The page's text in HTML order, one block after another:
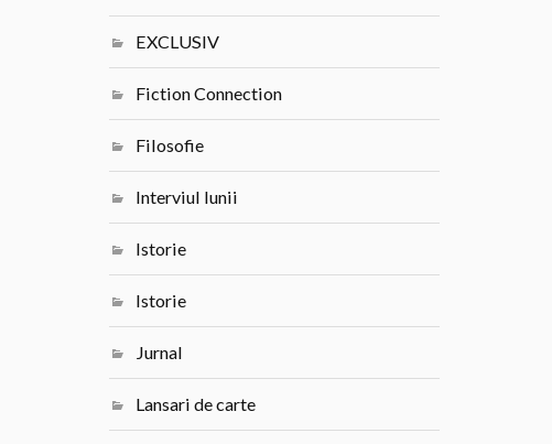
EXCLUSIV
Fiction Connection
Filosofie
Interviul lunii
Istorie
Istorie
Jurnal
Lansari de carte